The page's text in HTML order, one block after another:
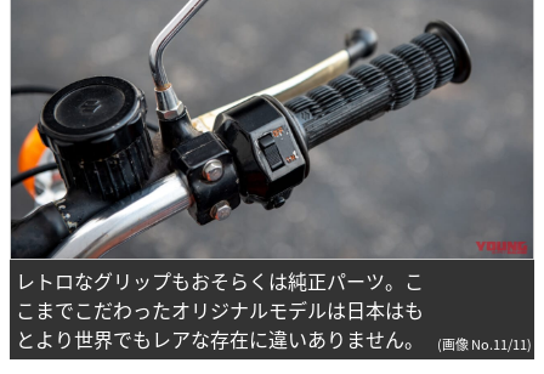
レトロなグリップもおそらくは純正パーツ。こ
こまでこだわったオリジナルモデルは日本はも
とより世界でもレアな存在に違いありません。
(画像 No.11/11)